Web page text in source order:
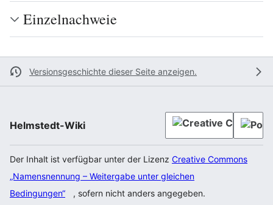
Einzelnachweie
Versionsgeschichte dieser Seite anzeigen.
Helmstedt-Wiki
Der Inhalt ist verfügbar unter der Lizenz Creative Commons
„Namensnennung – Weitergabe unter gleichen
Bedingungen“
, sofern nicht anders angegeben.